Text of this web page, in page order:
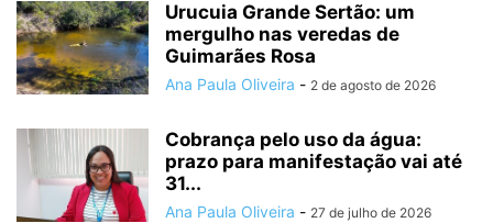
Urucuia Grande Sertão: um
mergulho nas veredas de
Guimarães Rosa
Ana Paula Oliveira - 2 de agosto de 2026
Cobrança pelo uso da água:
prazo para manifestação vai até
31...
Ana Paula Oliveira - 27 de julho de 2026